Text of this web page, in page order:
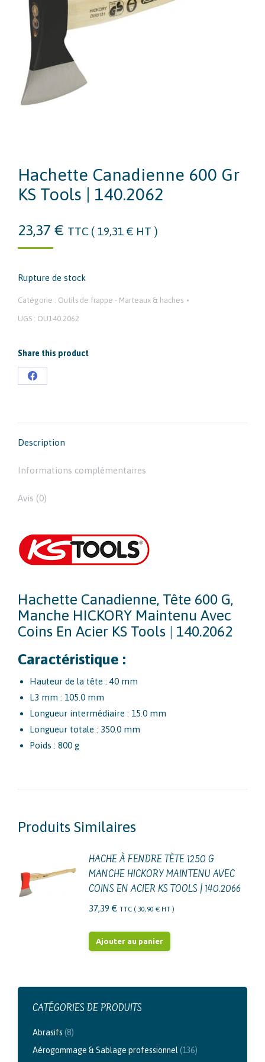
Hachette Canadienne 600 Gr
KS Tools | 140.2062
23,37 € TTC ( 19,31 € HT )
Rupture de stock
Catégorie : Outils de frappe - Marteaux & haches
UGS : OU140.2062
Share this product
Partager
Description
Informations complémentaires
Avis (0)
Hachette Canadienne, Tête 600 G,
Manche HICKORY Maintenu Avec
Coins En Acier KS Tools | 140.2062
Caractéristique :
Hauteur de la tête : 40 mm
L3 mm : 105.0 mm
Longueur intermédiaire : 15.0 mm
Longueur totale : 350.0 mm
Poids : 800 g
Produits Similaires
HACHE À FENDRE TÈTE 1250 G
MANCHE HICKORY MAINTENU AVEC
COINS EN ACIER KS TOOLS | 140.2066
37,39 € TTC ( 30,90 € HT )
Ajouter au panier
CATÉGORIES DE PRODUITS
Abrasifs (8)
Aérogommage & Sablage professionnel (136)